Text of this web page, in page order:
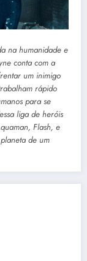
na humanidade e
conta com a
um inimigo
rápido
para se
liga de heróis
Flash, e
de um